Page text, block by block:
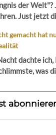
der Welt"?
Just jetzt
gemacht hat
dachte
was